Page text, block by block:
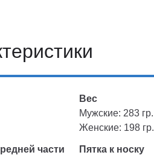
Вес
Мужские: 283 гр.
Женские: 198 гр.
части
Пятка к носку